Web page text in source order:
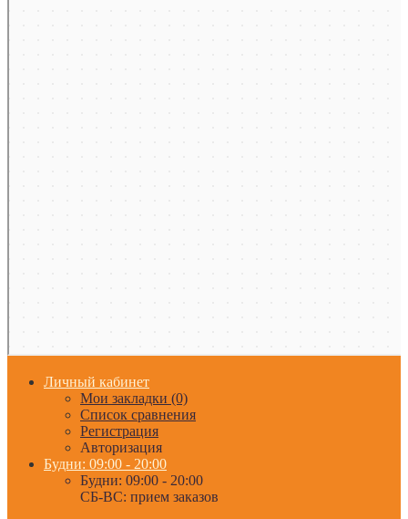
Личный кабинет
Мои закладки (0)
Список сравнения
Регистрация
Авторизация
Будни: 09:00 - 20:00
Будни: 09:00 - 20:00
СБ-ВС: прием заказов